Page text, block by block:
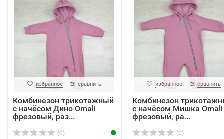
избранное сравнить
Комбинезон трикотажный
с начёсом Дино Omali
фрезовый, раз...
(0)
избранное сравнить
Комбинезон
с начёсом Мишка Omali
фрезовый, ра...
(0)